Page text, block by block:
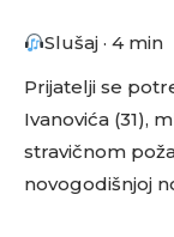
Slušaj · 4 min
Prijatelji se
Ivanovića (31),
stravičnom
novogodišnjoj